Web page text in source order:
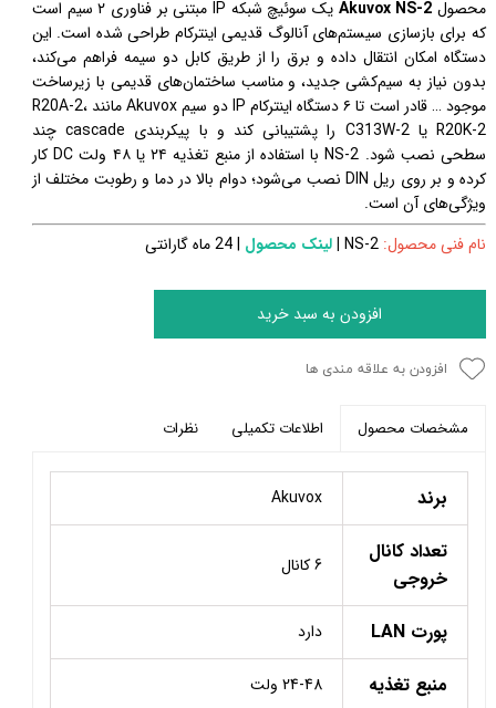
محصول Akuvox NS‑2
یک سوئیچ شبکه IP مبتنی بر فناوری ۲ سیم است
که برای بازسازی سیستم‌های آنالوگ قدیمی اینترکام طراحی شده است. این
دستگاه امکان انتقال داده و برق را از طریق کابل دو سیمه فراهم می‌کند،
بدون نیاز به سیم‌کشی جدید، و مناسب ساختمان‌های قدیمی با زیرساخت
موجود … قادر است تا ۶ دستگاه اینترکام IP دو سیم Akuvox مانند R20A‑2،
R20K‑2 یا C313W‑2 را پشتیبانی کند و با پیکربندی cascade چند
سطحی نصب شود. NS‑2 با استفاده از منبع تغذیه ۲۴ یا ۴۸ ولت DC کار
کرده و بر روی ریل DIN نصب می‌شود؛ دوام بالا در دما و رطوبت مختلف از
ویژگی‌های آن است.
نام فنی محصول: NS-2
|لینک محصول | 24 ماه گارانتی
افزودن به سبد خرید
افزودن به علاقه مندی ها
مشخصات محصول اطلاعات تکمیلی نظرات
برند Akuvox
تعداد کانال
خروجی
6 کانال
پورت LAN دارد
منبع تغذیه 24-48 ولت